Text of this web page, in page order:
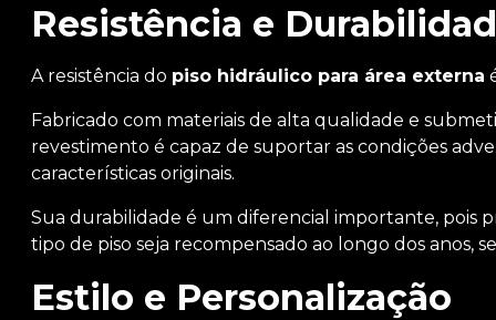
Resistência e
A resistência do piso hidráulico para área externa
Fabricado com materiais de alta qualidade e
revestimento é capaz de suportar as condições
características originais.
Sua durabilidade é um diferencial importante, pois
tipo de piso seja recompensado ao longo dos anos,
Estilo e Personalização